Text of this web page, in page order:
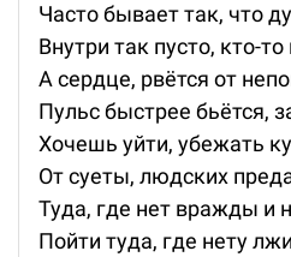
Часто бывает так, что
Внутри так пусто, кто-
А сердце, рвётся от
Пульс быстрее бьётся,
Хочешь уйти, убежать
От суеты, людских
Туда, где нет вражды и
Пойти туда, где нету